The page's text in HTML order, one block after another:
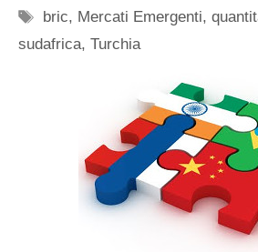
Tag
bric, Mercati Emergenti,
sudafrica, Turchia